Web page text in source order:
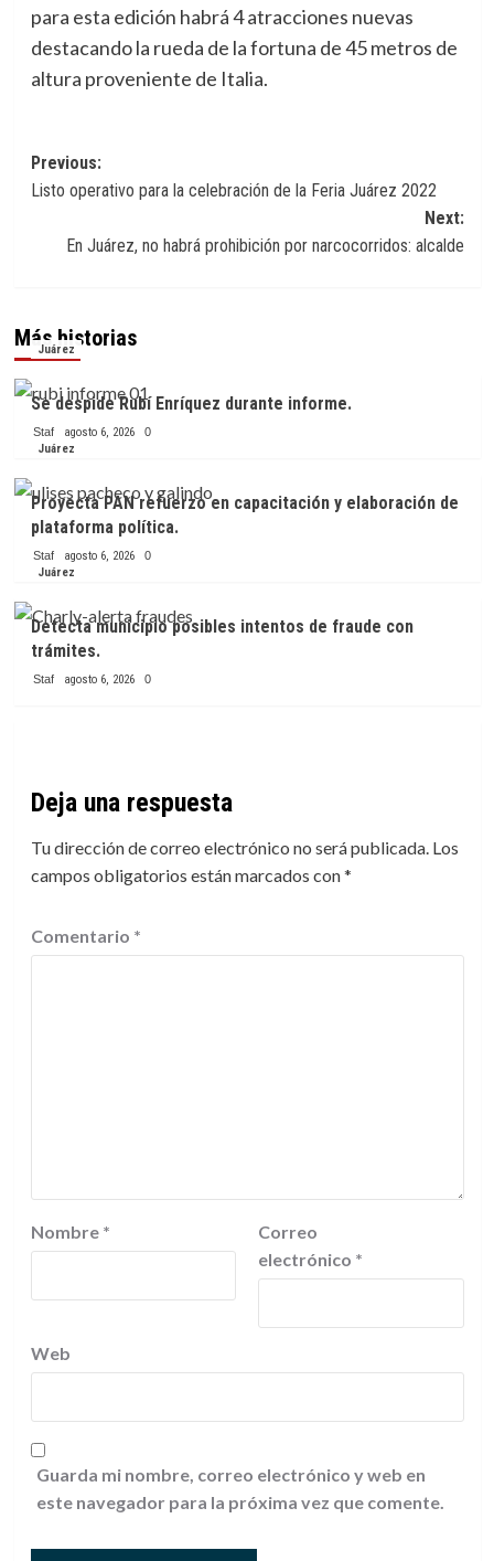
para esta edición habrá 4 atracciones nuevas
destacando la rueda de la fortuna de 45 metros de
altura proveniente de Italia.
Navegación
de
entradas
Previous:
Listo operativo para la celebración de la Feria Juárez 2022
Next:
En Juárez, no habrá prohibición por narcocorridos: alcalde
Más historias
Juárez
Se despide Rubí Enríquez durante informe.
Staf agosto 6, 2026 0
Juárez
Proyecta PAN refuerzo en capacitación y elaboración de
plataforma política.
Staf agosto 6, 2026 0
Juárez
Detecta municipio posibles intentos de fraude con
trámites.
Staf agosto 6, 2026 0
Deja una respuesta
Tu dirección de correo electrónico no será publicada. Los
campos obligatorios están marcados con*
Comentario *
Nombre *
Correo
electrónico *
Web
Guarda mi nombre, correo electrónico y web en
este navegador para la próxima vez que comente.